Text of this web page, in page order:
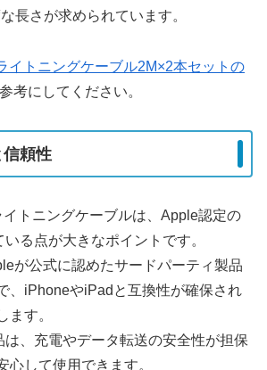
長さが求められています。
イトニングケーブル2M×2本セットの
考にしてください。
頼性
トニングケーブルは、Apple認定の
る点が大きなポイントです。
が公式に認めたサードパーティ製品
、iPhoneやiPadと互換性が確保され
ます。
は、充電やデータ転送の安全性が担保
心して使用できます。